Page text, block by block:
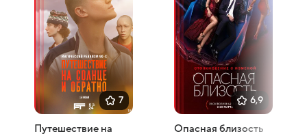
7
Путешествие на
6,9
Опасная близость